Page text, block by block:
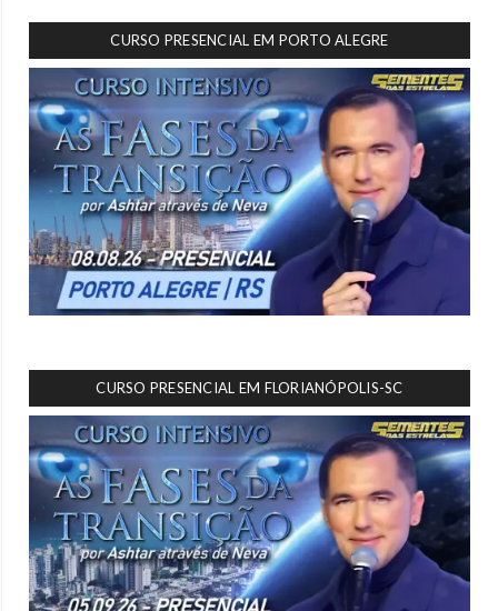
CURSO PRESENCIAL EM PORTO ALEGRE
CURSO PRESENCIAL EM FLORIANÓPOLIS-SC